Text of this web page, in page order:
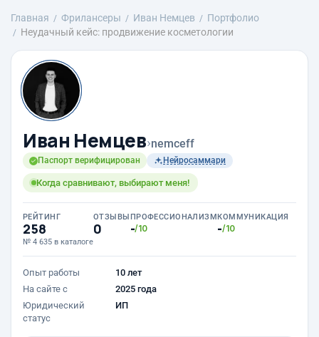
Главная Фрилансеры Иван Немцев
Портфолио
Неудачный кейс: продвижение косметологии
Иван Немцев›nemceff
Паспорт верифицирован Нейросаммари
Когда сравнивают, выбирают меня!
РЕЙТИНГ
258
№ 4 635 в каталоге
ОТЗЫВЫ
0
ПРОФЕССИОНАЛИЗМ
-/10
КОММУНИКАЦИЯ
-/10
Опыт работы
10 лет
На сайте с
2025 года
Юридический
статус
ИП